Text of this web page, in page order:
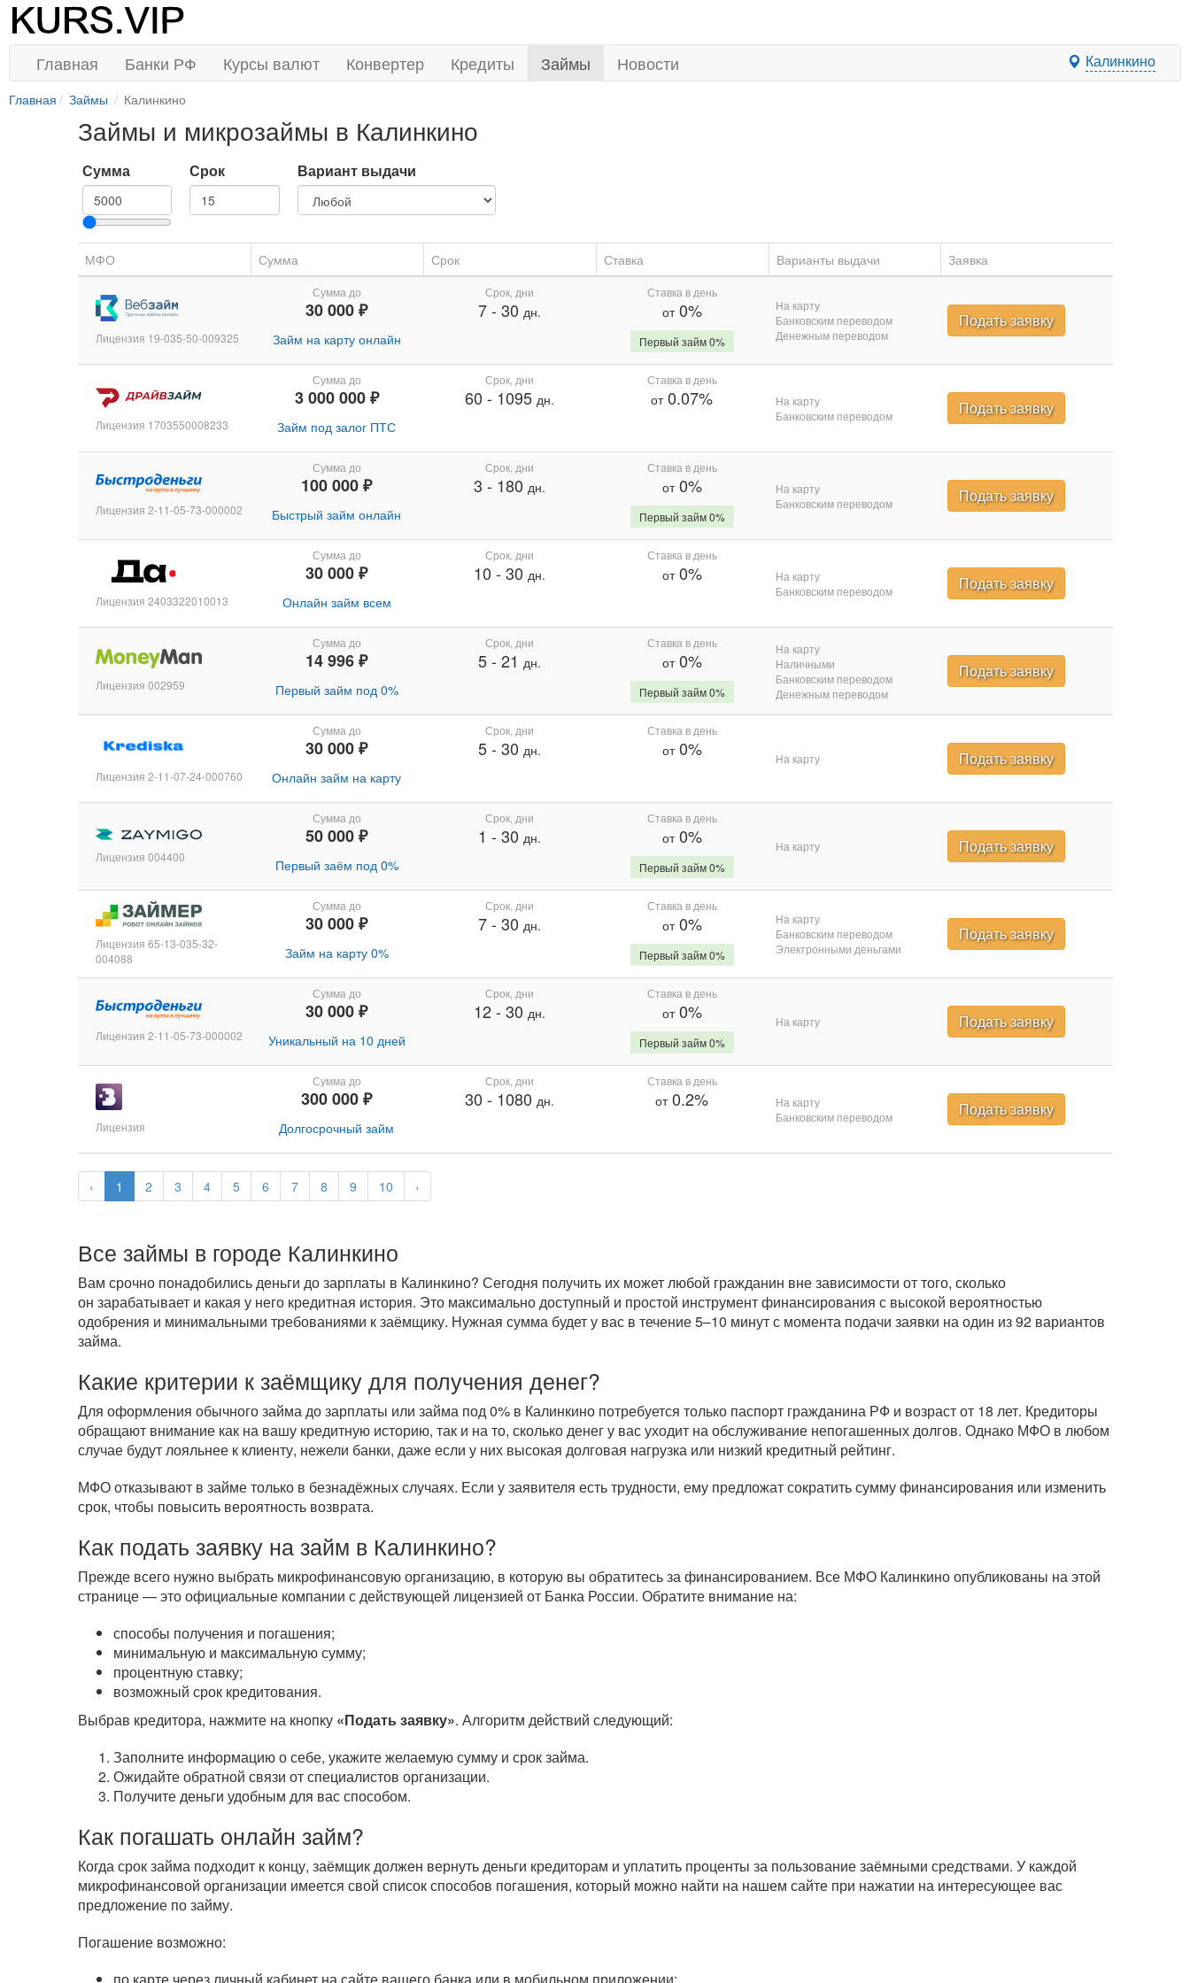
Главная Банки РФ Курсы валют Конвертер Кредиты Займы Новости Калинкино
Главная Займы Калинкино
Займы и микрозаймы в Калинкино
Сумма Срок Вариант выдачи
МФО Сумма Срок Ставка Варианты выдачи Заявка
‹ 1 2 3 4 5 6 7 8 9 10 ›
Лицензия 19-035-50-009325
Сумма до
30 000 ₽
Займ на карту онлайн
Срок, дни
7- 30 дн.
Ставка в день
от0%
Первый займ 0%
На карту
Банковским переводом
Денежным переводом
Подать заявку
Лицензия 1703550008233
Сумма до
3 000 000 ₽
Займ под залог ПТС
Срок, дни
60 - 1095 дн.
Ставка в день
от0.07%
На карту
Банковским переводом
Подать заявку
Лицензия 2-11-05-73-000002
Сумма до
100 000 ₽
Быстрый займ онлайн
Срок, дни
3 - 180 дн.
Ставка в день
от0%
Первый займ 0%
На карту
Банковским переводом
Подать заявку
Лицензия 2403322010013
Сумма до
30 000 ₽
Онлайн займ всем
Срок, дни
10 - 30 дн.
Ставка в день
от0%
На карту
Банковским переводом
Подать заявку
Лицензия 002959
Сумма до
14 996 ₽
Первый займ под 0%
Срок, дни
5- 21 дн.
Ставка в день
от0%
Первый займ 0%
На карту
Наличными
Банковским переводом
Денежным переводом
Подать заявку
Лицензия 2-11-07-24-000760
Сумма до
30 000 ₽
Онлайн займ на карту
Срок, дни
5- 30 дн.
Ставка в день
от0% На карту Подать заявку
Лицензия 004400
Сумма до
50 000 ₽
Первый заём под 0%
Срок, дни
1 - 30 дн.
Ставка в день
от0%
Первый займ 0%
На карту Подать заявку
Лицензия 65-13-035-32-
004088
Сумма до
30 000 ₽
Займ на карту 0%
Срок, дни
7- 30 дн.
Ставка в день
от0%
Первый займ 0%
На карту
Банковским переводом
Электронными деньгами
Подать заявку
Лицензия 2-11-05-73-000002
Сумма до
30 000 ₽
Уникальный на 10 дней
Срок, дни
12- 30 дн.
Ставка в день
от0%
Первый займ 0%
На карту Подать заявку
Лицензия
Сумма до
300 000 ₽
Долгосрочный займ
Срок, дни
30 - 1080 дн.
Ставка в день
от0.2%
На карту
Банковским переводом
Подать заявку
Все займы в городе Калинкино
Вам срочно понадобились деньги до зарплаты в Калинкино? Сегодня получить их может любой гражданин вне зависимости от того, сколько
он зарабатывает и какая у него кредитная история. Это максимально доступный и простой инструмент финансирования с высокой вероятностью
одобрения и минимальными требованиями к заёмщику. Нужная сумма будет у вас в течение 5–10 минут с момента подачи заявки на один из 92 вариантов
займа.
Какие критерии к заёмщику для получения денег?
Для оформления обычного займа до зарплаты или займа под 0% в Калинкино потребуется только паспорт гражданина РФ и возраст от 18 лет. Кредиторы
обращают внимание как на вашу кредитную историю, так и на то, сколько денег у вас уходит на обслуживание непогашенных долгов. Однако МФО в любом
случае будут лояльнее к клиенту, нежели банки, даже если у них высокая долговая нагрузка или низкий кредитный рейтинг.
МФО отказывают в займе только в безнадёжных случаях. Если у заявителя есть трудности, ему предложат сократить сумму финансирования или изменить
срок, чтобы повысить вероятность возврата.
Как подать заявку на займ в Калинкино?
Прежде всего нужно выбрать микрофинансовую организацию, в которую вы обратитесь за финансированием. Все МФО Калинкино опубликованы на этой
странице — это официальные компании с действующей лицензией от Банка России. Обратите внимание на:
способы получения и погашения;
минимальную и максимальную сумму;
процентную ставку;
возможный срок кредитования.
Выбрав кредитора, нажмите на кнопку «Подать заявку». Алгоритм действий следующий:
Заполните информацию о себе, укажите желаемую сумму и срок займа.
Ожидайте обратной связи от специалистов организации.
Получите деньги удобным для вас способом.
Как погашать онлайн займ?
Когда срок займа подходит к концу, заёмщик должен вернуть деньги кредиторам и уплатить проценты за пользование заёмными средствами. У каждой
микрофинансовой организации имеется свой список способов погашения, который можно найти на нашем сайте при нажатии на интересующее вас
предложение по займу.
Погашение возможно: